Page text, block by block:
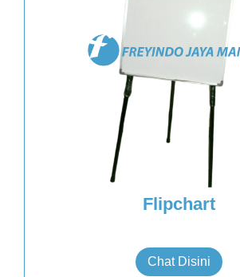
Flipchart
Chat Disini